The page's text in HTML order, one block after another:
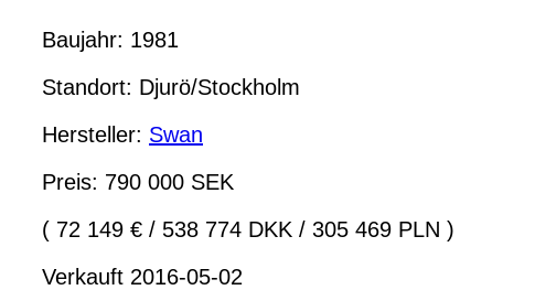
Baujahr: 1981
Standort: Djurö/Stockholm
Hersteller: Swan
Preis: 790 000 SEK
( 72 149 € / 538 774 DKK / 305 469 PLN )
Verkauft 2016-05-02